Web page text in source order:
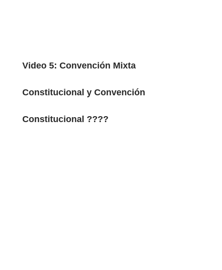
Video 5: Convención Mixta
Constitucional y Convención
Constitucional ????